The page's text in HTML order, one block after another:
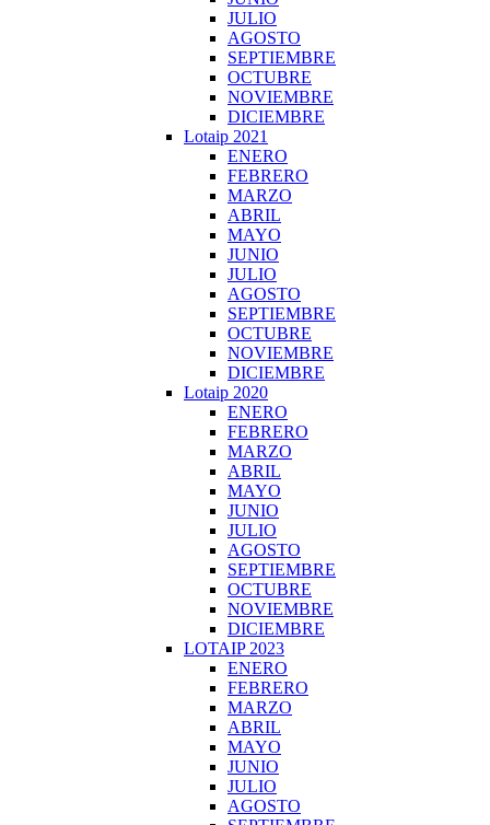
JULIO
AGOSTO
SEPTIEMBRE
OCTUBRE
NOVIEMBRE
DICIEMBRE
Lotaip 2021
ENERO
FEBRERO
MARZO
ABRIL
MAYO
JUNIO
JULIO
AGOSTO
SEPTIEMBRE
OCTUBRE
NOVIEMBRE
DICIEMBRE
Lotaip 2020
ENERO
FEBRERO
MARZO
ABRIL
MAYO
JUNIO
JULIO
AGOSTO
SEPTIEMBRE
OCTUBRE
NOVIEMBRE
DICIEMBRE
LOTAIP 2023
ENERO
FEBRERO
MARZO
ABRIL
MAYO
JUNIO
JULIO
AGOSTO